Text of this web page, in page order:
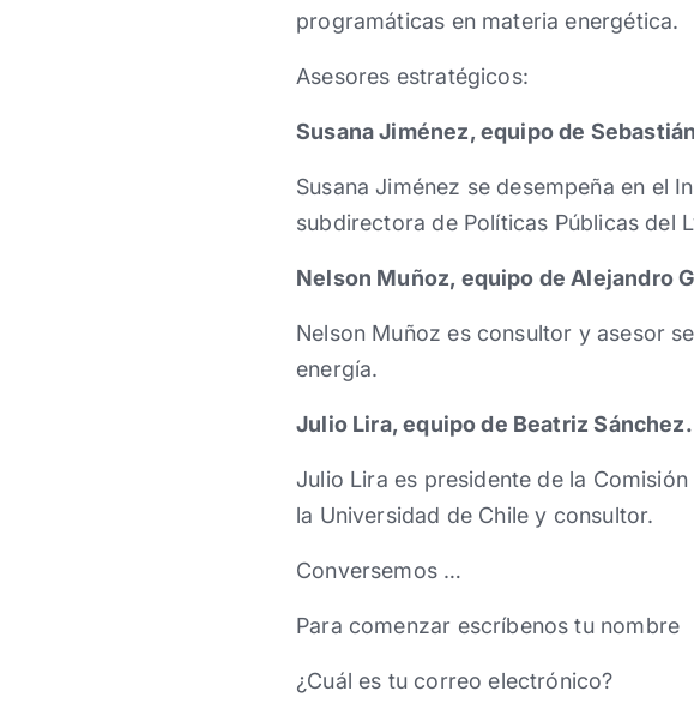
programáticas en materia energética.
Asesores estratégicos:
Susana Jiménez, equipo de
Susana Jiménez se desempeña en el
subdirectora de Políticas Públicas del
Nelson Muñoz, equipo de Alejandro
Nelson Muñoz es consultor y asesor
energía.
Julio Lira, equipo de Beatriz Sánchez.
Julio Lira es presidente de la
la Universidad de Chile y consultor.
Conversemos …
Para comenzar escríbenos tu nombre
¿Cuál es tu correo electrónico?